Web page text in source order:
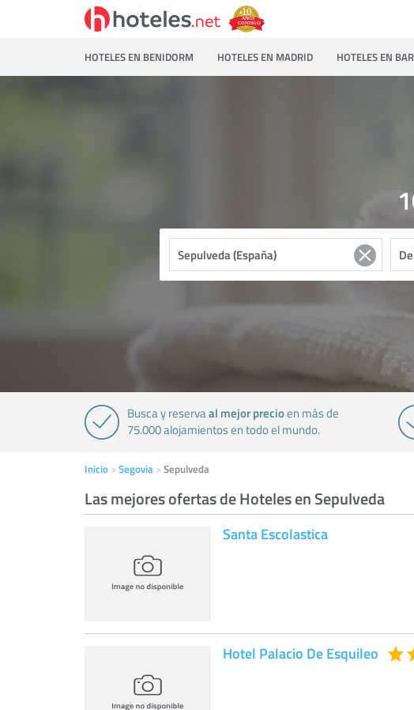
HOTELES EN BENIDORM HOTELES EN MADRID HOTELES EN
Busca y reservaal mejor precioen más de
75.000 alojamientos en todo el mundo.
Inicio Segovia Sepulveda
Las mejores ofertas de Hoteles en Sepulveda
Santa Escolastica
Hotel Palacio De Esquileo